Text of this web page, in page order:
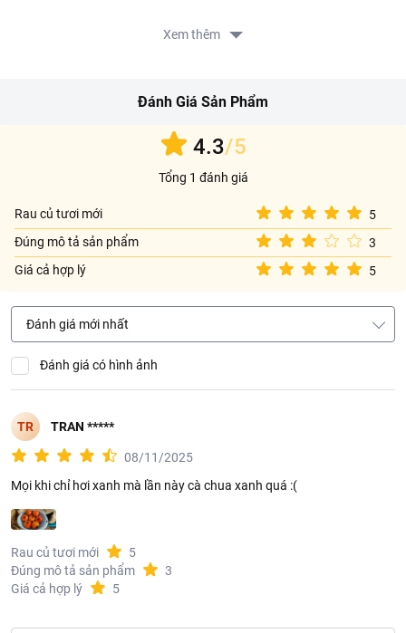
Cà chua beef là loại rau củ rất tốt cho sức khoẻ nhờ chứa nhiều
dinh dưỡng đặc biệt là vitamin A, C, K giúp làm đẹp da cho phái nữ
Xem thêm
Đánh Giá Sản Phẩm
4.3/5
Tổng 1 đánh giá
Rau củ tươi mới
5
Đúng mô tả sản phẩm
3
Giá cả hợp lý
5
Đánh giá mới nhất
Đánh giá có hình ảnh
TR TRAN *****
08/11/2025
Mọi khi chỉ hơi xanh mà lần này cà chua xanh quá :(
Rau củ tươi mới
5
Đúng mô tả sản phẩm
3
Giá cả hợp lý
5